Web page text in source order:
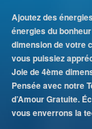
Ajoutez des
énergies du
dimension de votre
vous puissiez
Joie de 4ème
Pensée avec notre
d’Amour Gratuite.
vous enverrons la